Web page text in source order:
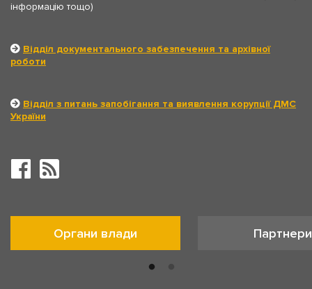
інформацію тощо)
Відділ документального забезпечення та архівної
роботи
Відділ з питань запобігання та виявлення корупції ДМС
України
Органи влади Партнери